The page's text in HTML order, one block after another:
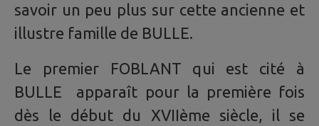
savoir un peu plus sur cette ancienne et
illustre famille de BULLE.
Le premier FOBLANT qui est cité à
BULLE apparaît pour la première fois
dès le début du XVIIème siècle, il se